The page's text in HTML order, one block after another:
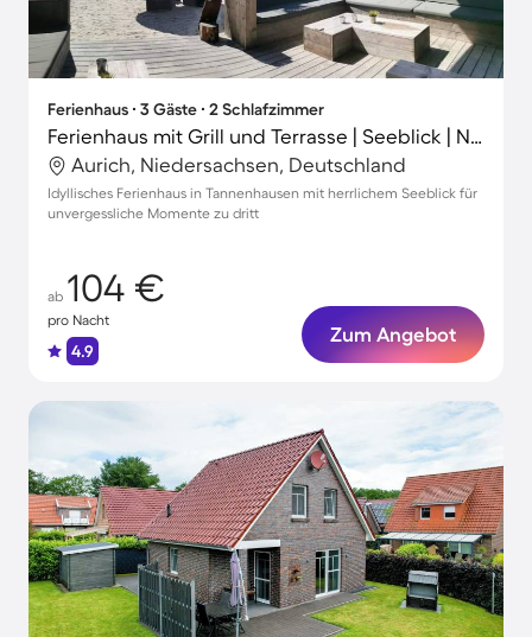
Ferienhaus ∙ 3 Gäste ∙ 2 Schlafzimmer
Ferienhaus mit Grill und Terrasse | Seeblick | Neben dem Strand
Aurich, Niedersachsen, Deutschland
Idyllisches Ferienhaus in Tannenhausen mit herrlichem Seeblick für
unvergessliche Momente zu dritt
ab 104 €
pro Nacht
4.9
Zum Angebot